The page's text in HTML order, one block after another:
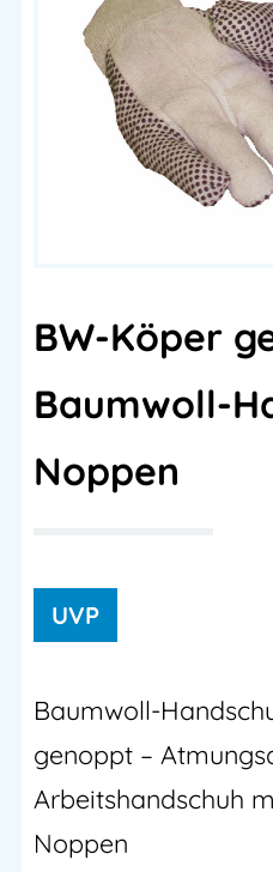
BW-Köper
Baumwoll-
Noppen
Baumwoll-
genoppt –
Arbeitshandschuh
Noppen